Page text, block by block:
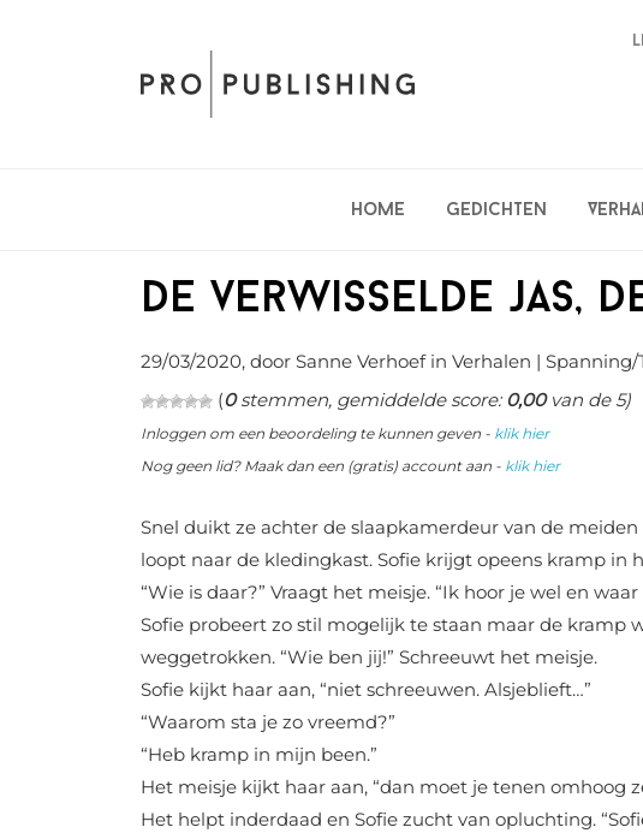
Home Gedichten
De verwisselde jas,
29/03/2020, door Sanne Verhoef in Verhalen |
(0stemmen, gemiddelde score:0,00van de 5)
Inloggen om een beoordeling te kunnen geven - klik hier
Nog geen lid? Maak dan een (gratis) account aan - klik hier
Snel duikt ze achter de slaapkamerdeur van de
loopt naar de kledingkast. Sofie krijgt opeens kramp in
“Wie is daar?” Vraagt het meisje. “Ik hoor je wel en
Sofie probeert zo stil mogelijk te staan maar de kramp
weggetrokken. “Wie ben jij!” Schreeuwt het meisje.
Sofie kijkt haar aan, “niet schreeuwen. Alsjeblieft…”
“Waarom sta je zo vreemd?”
“Heb kramp in mijn been.”
Het meisje kijkt haar aan, “dan moet je tenen omhoog
Het helpt inderdaad en Sofie zucht van opluchting.